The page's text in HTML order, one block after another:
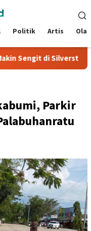
Politik Artis
di Silverstone
Parkir